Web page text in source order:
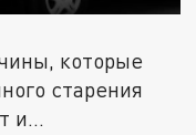
которые
старения
и...